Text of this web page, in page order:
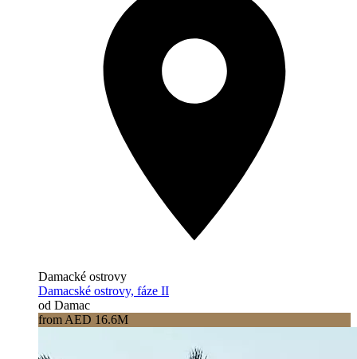
Damacké ostrovy
Damacské ostrovy, fáze II
od Damac
from AED 16.6M